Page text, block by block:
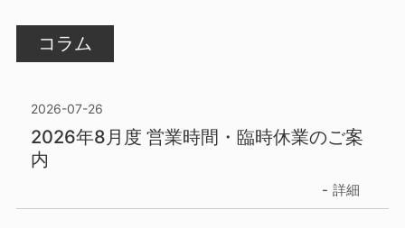
コラム
2026-07-26
2026年8月度 営業時間・臨時休業のご案
内
詳細